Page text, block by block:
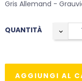
Gris Allemand -
QUANTITÀ
AGGIUNGI AL